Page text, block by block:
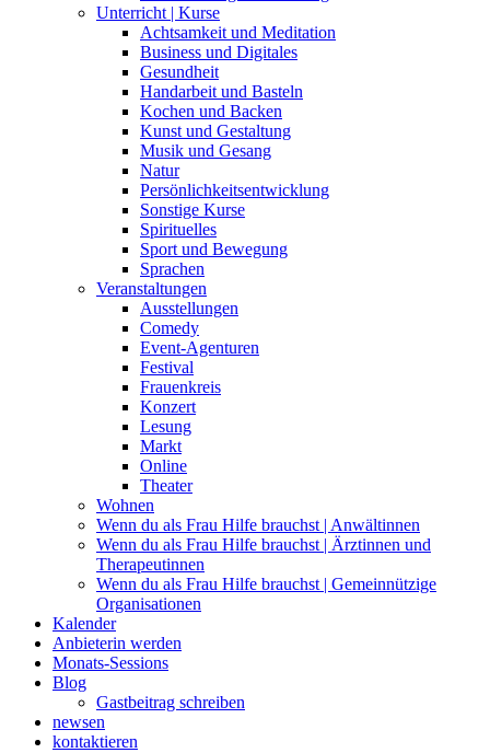
Unterricht | Kurse
Achtsamkeit und Meditation
Business und Digitales
Gesundheit
Handarbeit und Basteln
Kochen und Backen
Kunst und Gestaltung
Musik und Gesang
Natur
Persönlichkeitsentwicklung
Sonstige Kurse
Spirituelles
Sport und Bewegung
Sprachen
Veranstaltungen
Ausstellungen
Comedy
Event-Agenturen
Festival
Frauenkreis
Konzert
Lesung
Markt
Online
Theater
Wohnen
Wenn du als Frau Hilfe brauchst | Anwältinnen
Wenn du als Frau Hilfe brauchst | Ärztinnen und
Therapeutinnen
Wenn du als Frau Hilfe brauchst | Gemeinnützige
Organisationen
Kalender
Anbieterin werden
Monats-Sessions
Blog
Gastbeitrag schreiben
newsen
kontaktieren